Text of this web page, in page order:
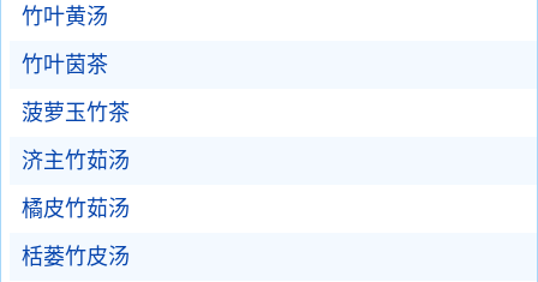
竹叶黄汤
竹叶茵茶
菠萝玉竹茶
济主竹茹汤
橘皮竹茹汤
栝蒌竹皮汤